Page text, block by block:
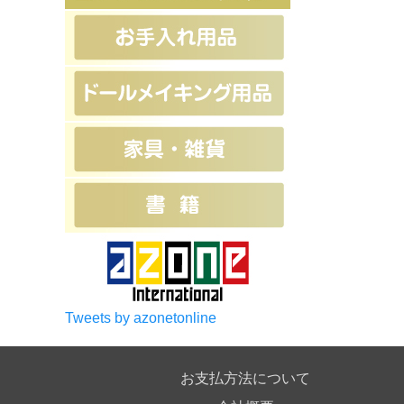
Tweets by azonetonline
お支払方法について